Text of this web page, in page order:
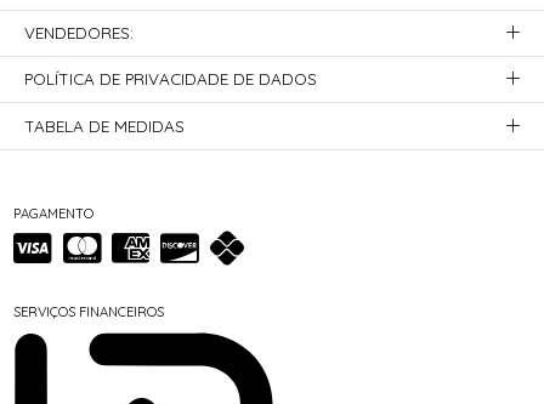
PAGAMENTO
SERVIÇOS FINANCEIROS
VENDEDORES:
POLÍTICA DE PRIVACIDADE DE DADOS
TABELA DE MEDIDAS